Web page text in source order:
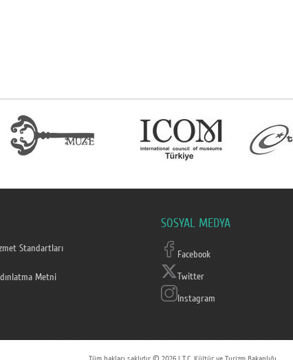
Standartları
Metni
SOSYAL MEDYA
Facebook
Twitter
Instagram